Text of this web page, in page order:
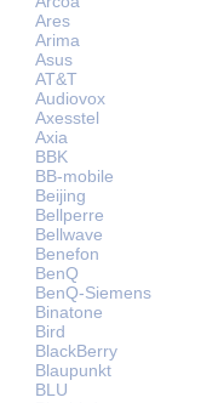
Ares
Arima
Asus
AT&T
Audiovox
Axesstel
Axia
BBK
BB-mobile
Beijing
Bellperre
Bellwave
Benefon
BenQ
BenQ-Siemens
Binatone
Bird
BlackBerry
Blaupunkt
BLU